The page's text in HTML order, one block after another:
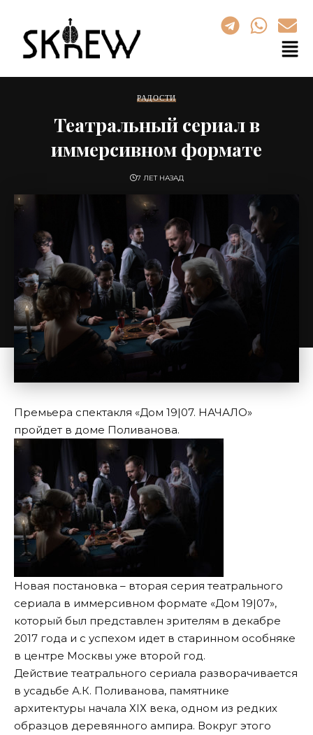
РАДОСТИ
Театральный сериал в
иммерсивном формате
7 ЛЕТ НАЗАД
Премьера спектакля «Дом 19|07. НАЧАЛО»
пройдет в доме Поливанова.
Новая постановка – вторая серия театрального
сериала в иммерсивном формате «Дом 19|07»,
который был представлен зрителям в декабре
2017 года и с успехом идет в старинном особняке
в центре Москвы уже второй год.
Действие театрального сериала разворачивается
в усадьбе А.К. Поливанова, памятнике
архитектуры начала ХIХ века, одном из редких
образцов деревянного ампира. Вокруг этого